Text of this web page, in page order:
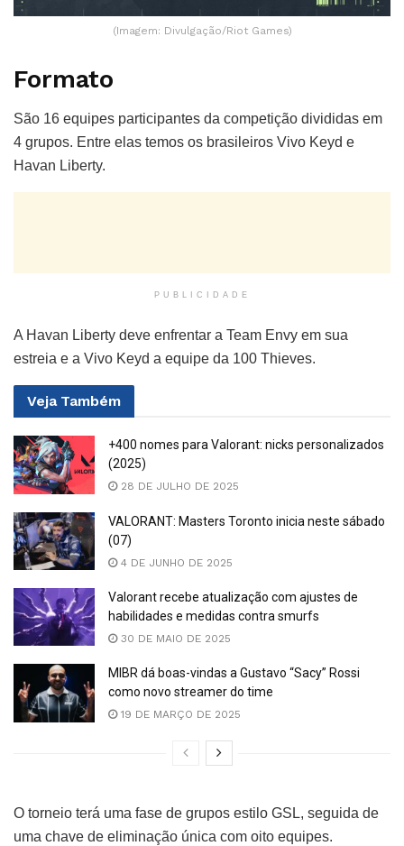
(Imagem: Divulgação/Riot Games)
Formato
São 16 equipes participantes da competição divididas em
4 grupos. Entre elas temos os brasileiros Vivo Keyd e
Havan Liberty.
PUBLICIDADE
A Havan Liberty deve enfrentar a Team Envy em sua
estreia e a Vivo Keyd a equipe da 100 Thieves.
Veja Também
+400 nomes para Valorant: nicks personalizados
(2025)
28 DE JULHO DE 2025
VALORANT: Masters Toronto inicia neste sábado
(07)
4 DE JUNHO DE 2025
Valorant recebe atualização com ajustes de
habilidades e medidas contra smurfs
30 DE MAIO DE 2025
MIBR dá boas-vindas a Gustavo “Sacy” Rossi
como novo streamer do time
19 DE MARÇO DE 2025
O torneio terá uma fase de grupos estilo GSL, seguida de
uma chave de eliminação única com oito equipes.